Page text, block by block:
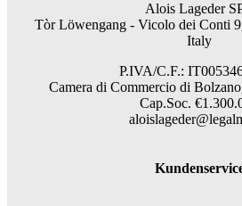
Alois Lageder
Tòr Löwengang - Vicolo dei Conti
Italy
P.IVA/C.F.:
Camera di Commercio di
Cap.Soc.